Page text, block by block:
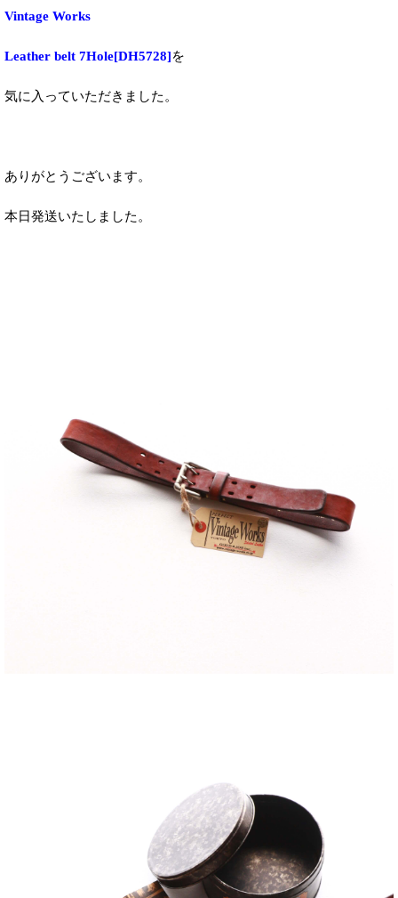
Vintage Works
Leather belt 7Hole[DH5728]を
気に入っていただきました。
ありがとうございます。
本日発送いたしました。